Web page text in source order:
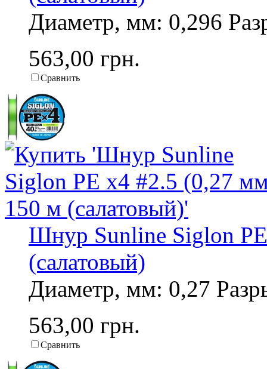
Диаметр, мм: 0,296
563,00 грн.
Сравнить
Шнур Sunline Siglon
(салатовый)
Диаметр, мм: 0,27
563,00 грн.
Сравнить